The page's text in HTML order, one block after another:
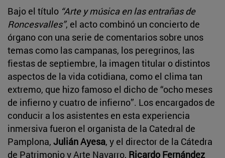
Bajo el título “Arte y música en las entrañas de
Roncesvalles”, el acto combinó un concierto de
órgano con una serie de comentarios sobre unos
temas como las campanas, los peregrinos, las
fiestas de septiembre, la imagen titular o distintos
aspectos de la vida cotidiana, como el clima tan
extremo, que hizo famoso el dicho de “ocho meses
de infierno y cuatro de infierno”. Los encargados de
conducir a los asistentes en esta experiencia
inmersiva fueron el organista de la Catedral de
Pamplona, Julián Ayesa, y el director de la Cátedra
de Patrimonio y Arte Navarro, Ricardo Fernández